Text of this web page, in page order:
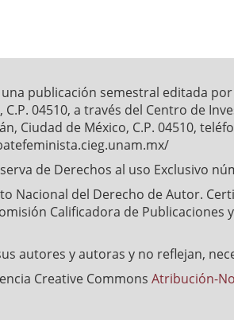
una publicación semestral editada
04510, a través del Centro de
de México, C.P. 04510,
de Derechos al uso Exclusivo
Nacional del Derecho de Autor.
Calificadora de Publicaciones
autores y autoras y no reflejan,
Creative Commons Atribución-